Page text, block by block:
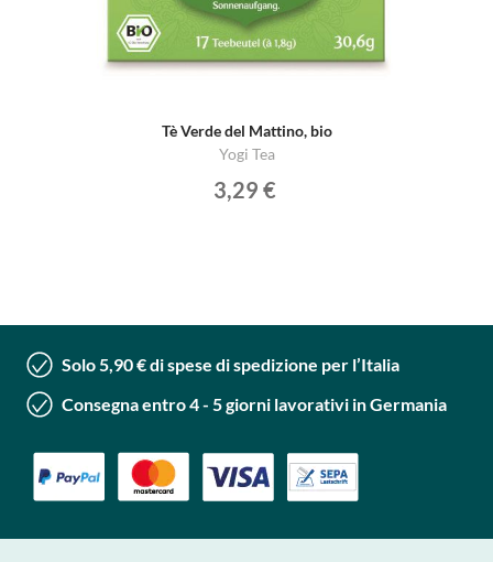
Tè Verde del Mattino, bio
Yogi Tea
3,29 €
Solo 5,90 € di spese di spedizione per l’Italia
Consegna entro 4 - 5 giorni lavorativi in Germania